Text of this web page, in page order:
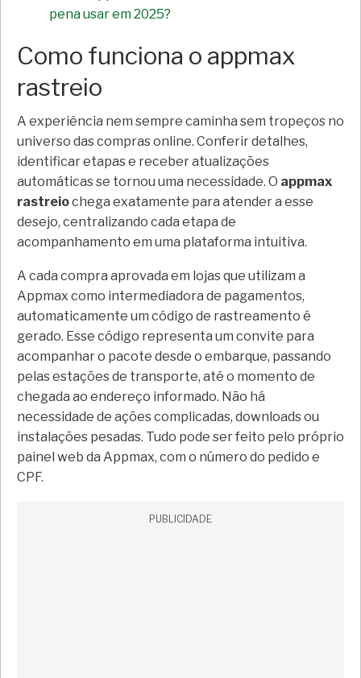
pena usar em 2025?
Como funciona o appmax
rastreio
A experiência nem sempre caminha sem tropeços no
universo das compras online. Conferir detalhes,
identificar etapas e receber atualizações
automáticas se tornou uma necessidade. O appmax
rastreiochega exatamente para atender a esse
desejo, centralizando cada etapa de
acompanhamento em uma plataforma intuitiva.
A cada compra aprovada em lojas que utilizam a
Appmax como intermediadora de pagamentos,
automaticamente um código de rastreamento é
gerado. Esse código representa um convite para
acompanhar o pacote desde o embarque, passando
pelas estações de transporte, até o momento de
chegada ao endereço informado. Não há
necessidade de ações complicadas, downloads ou
instalações pesadas. Tudo pode ser feito pelo próprio
painel web da Appmax, com o número do pedido e
CPF.
PUBLICIDADE